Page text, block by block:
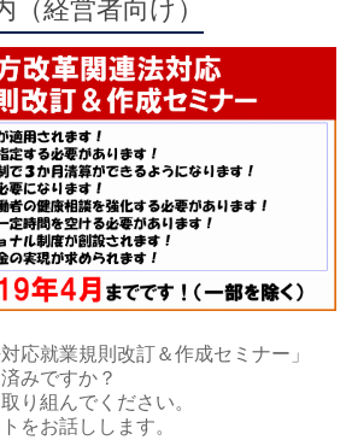
経営者向け）
応就業規則改訂＆作成セミナー」
みですか？
り組んでください。
をお話しします。